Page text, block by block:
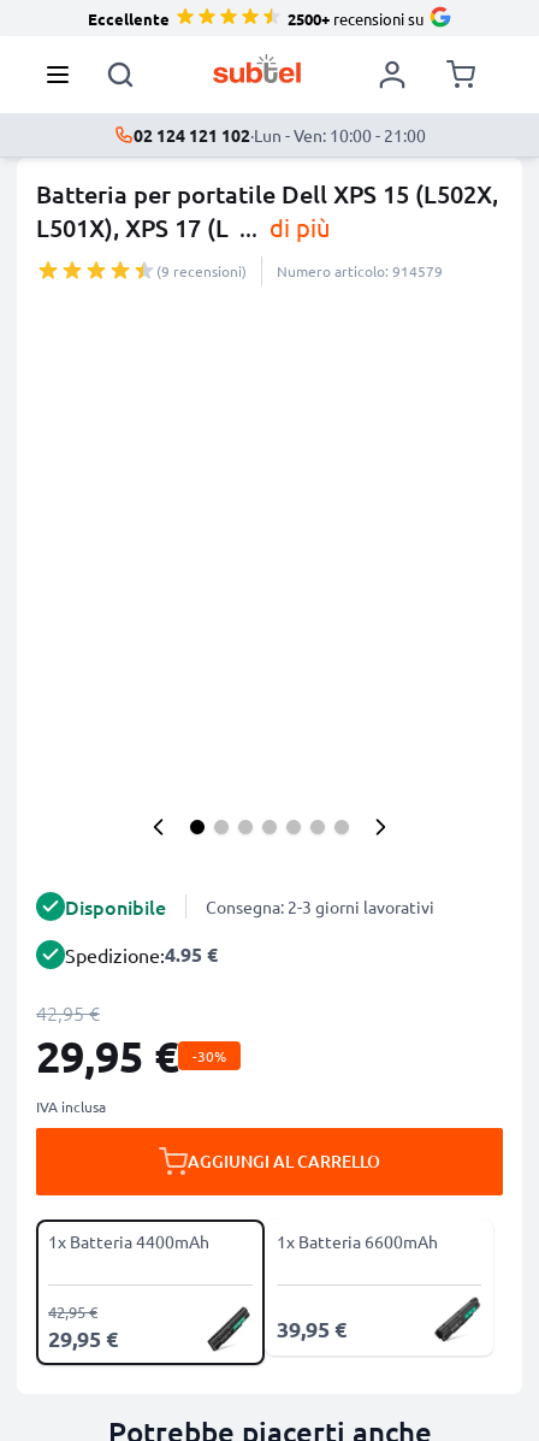
Eccellente 2500+recensioni su
02 124 121 102·Lun - Ven: 10:00 - 21:00
Batteria per portatile Dell XPS 15 (L502X,
L501X), XPS 17 (L ... di più
(9 recensioni) Numero articolo: 914579
Disponibile Consegna: 2-3 giorni lavorativi
Spedizione:4.95 €
42,95 €
29,95 € -30%
IVA inclusa
AGGIUNGI AL CARRELLO
1x Batteria 4400mAh
29,95 €
42,95 €
1x Batteria 6600mAh
39,95 €
Potrebbe piacerti anche